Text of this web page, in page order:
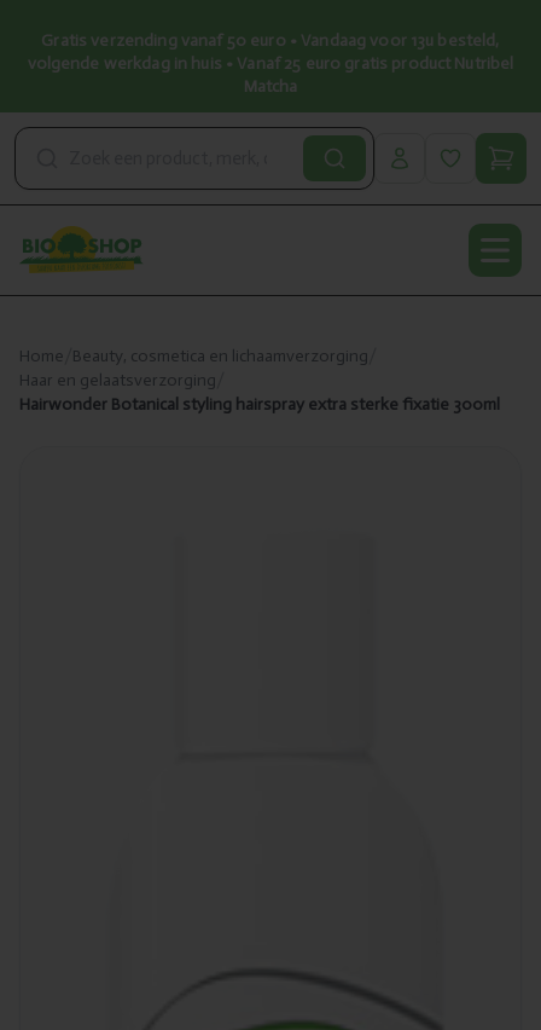
Gratis verzending vanaf 50 euro • Vandaag voor 13u besteld,
volgende werkdag in huis • Vanaf 25 euro gratis product Nutribel
Matcha
Home Beauty, cosmetica en lichaamverzorging
Haar en gelaatsverzorging
Hairwonder Botanical styling hairspray extra sterke fixatie 300ml